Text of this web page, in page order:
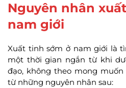
Nguyên nhân
nam giới
Xuất tinh sớm ở nam giới là
một thời gian ngắn từ khi
đạo, không theo mong
từ những nguyên nhân sau: